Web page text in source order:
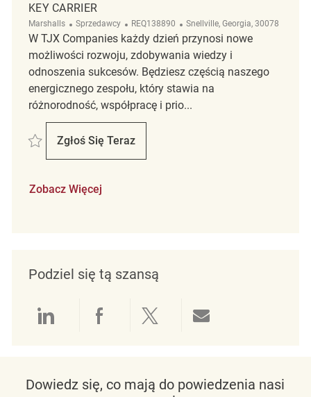
KEY CARRIER
Marshalls Kategoria
Sprzedawcy ReqId
REQ138890 Lokalizacja
Snellville, Georgia, 30078
W TJX Companies każdy dzień przynosi nowe
możliwości rozwoju, zdobywania wiedzy i
odnoszenia sukcesów. Będziesz częścią naszego
energicznego zespołu, który stawia na
różnorodność, współpracę i prio...
Zapisać Key Carrier REQ138890
Zgłoś Się Teraz
Key Carrier
Zobacz Więcej
Podziel się tą szansą
Udostępnianie przez LinkedIn
Udostępnianie przez
Udostępnij przez
Dowiedz się, co mają do powiedzenia nasi